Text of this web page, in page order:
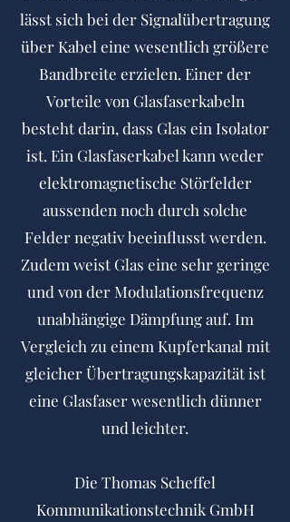
lässt sich bei der Signalübertragung
über Kabel eine wesentlich größere
Bandbreite erzielen. Einer der
Vorteile von Glasfaserkabeln
besteht darin, dass Glas ein Isolator
ist. Ein Glasfaserkabel kann weder
elektromagnetische Störfelder
aussenden noch durch solche
Felder negativ beeinflusst werden.
Zudem weist Glas eine sehr geringe
und von der Modulationsfrequenz
unabhängige Dämpfung auf. Im
Vergleich zu einem Kupferkanal mit
gleicher Übertragungskapazität ist
eine Glasfaser wesentlich dünner
und leichter.
Die Thomas Scheffel
Kommunikationstechnik GmbH